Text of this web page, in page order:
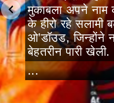
मुकाबला अपने नाम
के हीरो रहे सलामी
ओ’डॉउड, जिन्होंने
बेहतरीन पारी खेली.
...